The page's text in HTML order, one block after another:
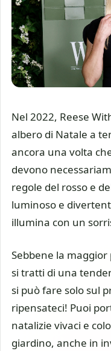
Nel 2022, Reese
albero di Natale a
ancora una volta
devono
regole del rosso e
luminoso e
illumina con un
Sebbene la
si tratti di una
si può fare solo sul
ripensateci! Puoi
natalizie vivaci e
giardino, anche in